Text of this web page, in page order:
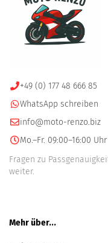
+49 (0) 177 48 666 85
WhatsApp schreiben
info@moto-renzo.biz
Mo.–Fr. 09:00–16:00 Uhr
Fragen zu
weiter.
Mehr über...